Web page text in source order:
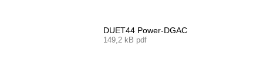
DUET44 Power-DGAC
149,2 kB pdf